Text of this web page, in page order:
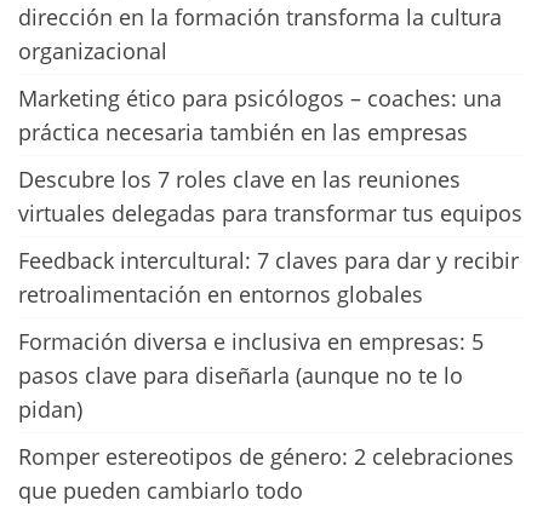
dirección en la formación transforma la cultura
organizacional
Marketing ético para psicólogos – coaches: una
práctica necesaria también en las empresas
Descubre los 7 roles clave en las reuniones
virtuales delegadas para transformar tus equipos
Feedback intercultural: 7 claves para dar y recibir
retroalimentación en entornos globales
Formación diversa e inclusiva en empresas: 5
pasos clave para diseñarla (aunque no te lo
pidan)
Romper estereotipos de género: 2 celebraciones
que pueden cambiarlo todo